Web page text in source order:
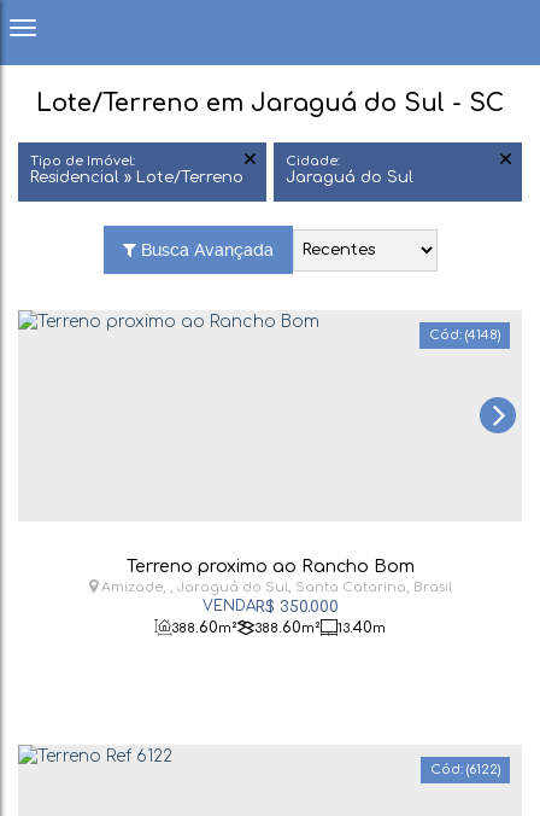
Lote/Terreno em Jaraguá do Sul - SC
Tipo de Imóvel:
Residencial » Lote/Terreno
Cidade:
Jaraguá do Sul
Busca Avançada
(4148)
Terreno proximo ao Rancho Bom
R$ 350.000
Amizade , Jaraguá do Sul, Santa Catarina, Brasil
388 .60m² 388 .60m² 13.40m
(6122)